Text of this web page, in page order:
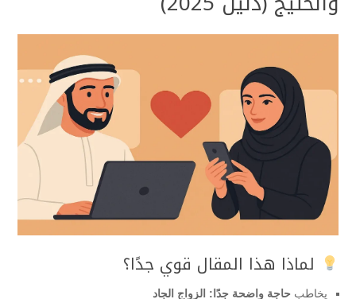
لماذا هذا المقال قوي جدًا؟
يخاطب حاجة واضحة جدًا: الزواج الجاد